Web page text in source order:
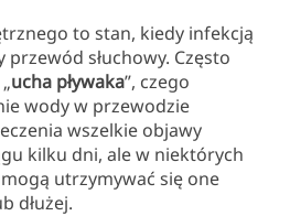
to stan, kiedy infekcją
słuchowy. Często
ucha pływaka”, czego
wody w przewodzie
wszelkie objawy
kilku dni, ale w niektórych
utrzymywać się one
dłużej.